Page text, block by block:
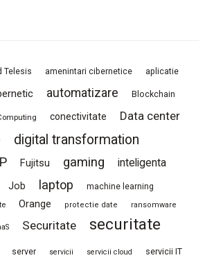
Telesis amenintari cibernetice aplicatie
automatizare Blockchain
conectivitate Data center
digital transformation
Fujitsu gaming
inteligenta
Job laptop machine learning
Orange protectie date ransomware
Securitate
securitate
server servicii servicii cloud servicii IT